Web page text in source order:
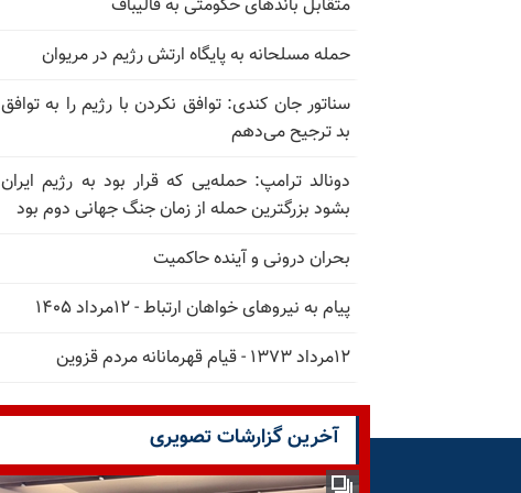
متقابل باندهای حکومتی به قالیباف
حمله مسلحانه به پایگاه ارتش رژیم در مریوان
سناتور جان کندی: توافق نکردن با رژیم را به توافق
بد ترجیح می‌دهم
دونالد ترامپ: حمله‌یی که قرار بود به رژیم ایران
بشود بزرگترین حمله از زمان جنگ جهانی دوم بود
بحران درونی و آینده حاکمیت
پیام به نیروهای خواهان ارتباط - ۱۲مرداد ۱۴۰۵
۱۲مرداد ۱۳۷۳ - قیام قهرمانانه مردم قزوین
آخرین گزارشات تصویری